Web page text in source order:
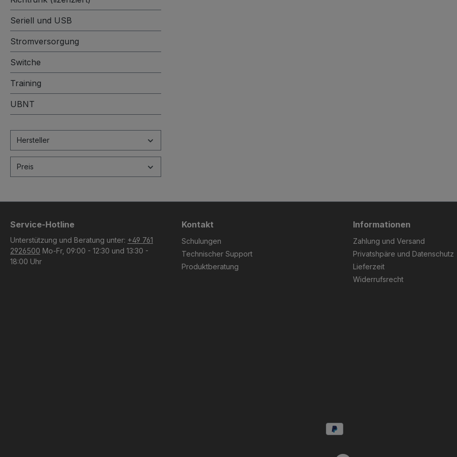
Seriell und USB
Stromversorgung
Switche
Training
UBNT
Hersteller
Preis
Service-Hotline
Unterstützung und Beratung unter: +49 761
2926500 Mo-Fr, 09:00 - 12:30 und 13:30 -
18:00 Uhr
Kontakt
Schulungen
Technischer Support
Produktberatung
Informationen
Zahlung und Versand
Privatshpäre und Datenschutz
Lieferzeit
Widerrufsrecht